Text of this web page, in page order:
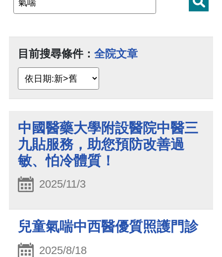
目前搜尋條件： 全院文章
中國醫藥大學附設醫院中醫三
九貼服務，助您預防改善過
敏、怕冷體質！
2025/11/3
兒童氣喘中西醫優質照護門診
2025/8/18